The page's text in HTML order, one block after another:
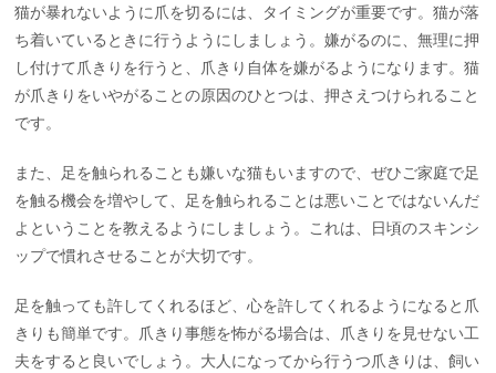
猫が暴れないように爪を切るには、タイミングが重要です。猫が落
ち着いているときに行うようにしましょう。嫌がるのに、無理に押
し付けて爪きりを行うと、爪きり自体を嫌がるようになります。猫
が爪きりをいやがることの原因のひとつは、押さえつけられること
です。
また、足を触られることも嫌いな猫もいますので、ぜひご家庭で足
を触る機会を増やして、足を触られることは悪いことではないんだ
よということを教えるようにしましょう。これは、日頃のスキンシ
ップで慣れさせることが大切です。
足を触っても許してくれるほど、心を許してくれるようになると爪
きりも簡単です。爪きり事態を怖がる場合は、爪きりを見せない工
夫をすると良いでしょう。大人になってから行うつ爪きりは、飼い